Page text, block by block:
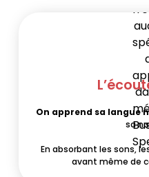
On apprend sa langue
sa
En absorbant les sons,
avant même de